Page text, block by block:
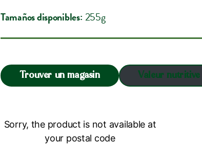
Tamaños disponibles: 255g
Trouver un magasin Valeur nutritive
Sorry, the product is not available at
your postal code